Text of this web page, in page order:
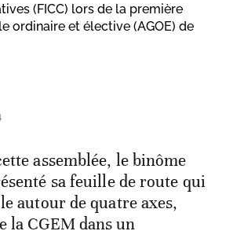
(FICC) lors de la première
ordinaire et élective (AGOE) de
assemblée, le binôme
sa feuille de route qui
autour de quatre axes,
la CGEM dans un